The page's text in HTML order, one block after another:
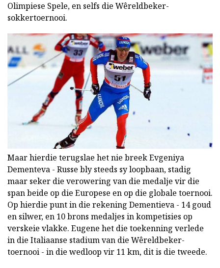
Olimpiese Spele, en selfs die Wêreldbeker-
sokkertoernooi.
Maar hierdie terugslae het nie breek Evgeniya
Dementeva - Russe bly steeds sy loopbaan, stadig
maar seker die verowering van die medalje vir die
span beide op die Europese en op die globale toernooi.
Op hierdie punt in die rekening Dementieva - 14 goud
en silwer, en 10 brons medaljes in kompetisies op
verskeie vlakke. Eugene het die toekenning verlede
in die Italiaanse stadium van die Wêreldbeker-
toernooi - in die wedloop vir 11 km, dit is die tweede.